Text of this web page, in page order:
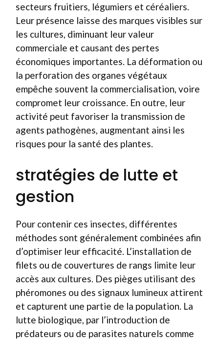
secteurs fruitiers, légumiers et céréaliers.
Leur présence laisse des marques visibles sur
les cultures, diminuant leur valeur
commerciale et causant des pertes
économiques importantes. La déformation ou
la perforation des organes végétaux
empêche souvent la commercialisation, voire
compromet leur croissance. En outre, leur
activité peut favoriser la transmission de
agents pathogènes, augmentant ainsi les
risques pour la santé des plantes.
stratégies de lutte et
gestion
Pour contenir ces insectes, différentes
méthodes sont généralement combinées afin
d’optimiser leur efficacité. L’installation de
filets ou de couvertures de rangs limite leur
accès aux cultures. Des pièges utilisant des
phéromones ou des signaux lumineux attirent
et capturent une partie de la population. La
lutte biologique, par l’introduction de
prédateurs ou de parasites naturels comme